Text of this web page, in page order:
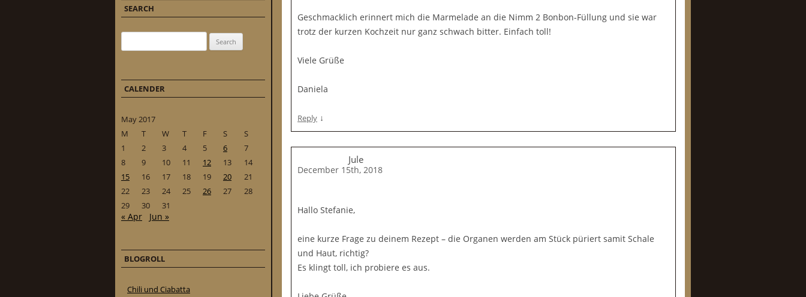
Geschmacklich erinnert mich die Marmelade an die Nimm 2 Bonbon-Füllung und sie war
trotz der kurzen Kochzeit nur ganz schwach bitter. Einfach toll!
Viele Grüße
Daniela
Reply ↓
Jule
December 15th, 2018
Hallo Stefanie,
eine kurze Frage zu deinem Rezept – die Organen werden am Stück püriert samit Schale
und Haut, richtig?
Es klingt toll, ich probiere es aus.
SEARCH
CALENDER
May 2017
M
T W T F S
S
1
2 3 4 5 6
7
8
9 10 11 12 13
14
15
16 17 18 19 20
21
22
23 24 25 26 27
28
29
30 31
« Apr Jun »
BLOGROLL
Chili und Ciabatta